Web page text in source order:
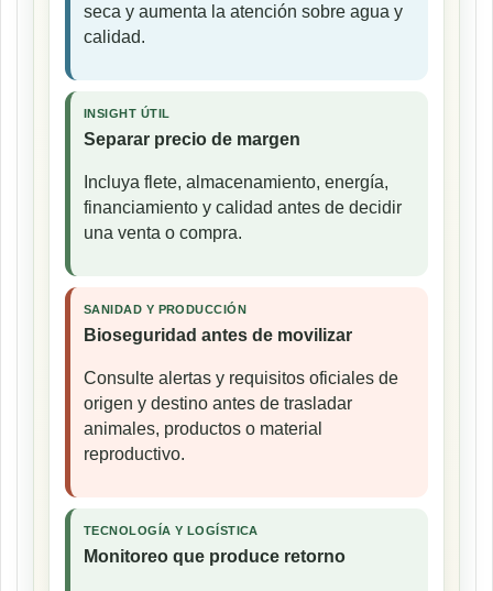
seca y aumenta la atención sobre agua y
calidad.
INSIGHT ÚTIL
Separar precio de margen
Incluya flete, almacenamiento, energía,
financiamiento y calidad antes de decidir
una venta o compra.
SANIDAD Y PRODUCCIÓN
Bioseguridad antes de movilizar
Consulte alertas y requisitos oficiales de
origen y destino antes de trasladar
animales, productos o material
reproductivo.
TECNOLOGÍA Y LOGÍSTICA
Monitoreo que produce retorno